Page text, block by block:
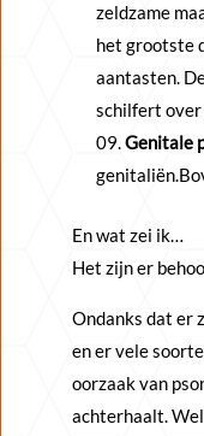
zeldzame
het grootste
aantasten.
schilfert over
Genitale
En wat zei ik…
Het zijn er
Ondanks dat er
en er vele
oorzaak van
achterhaalt.